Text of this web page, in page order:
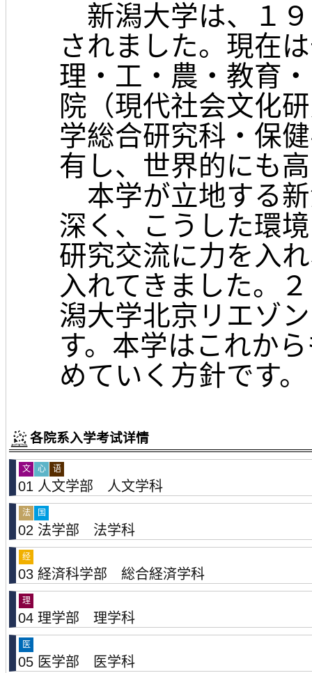
新潟大学は、１
されました。現在
理・工・農・教育
院（現代社会文化
学総合研究科・保
有し、世界的にも
本学が立地する
深く、こうした環
研究交流に力を入
入れてきました。
潟大学北京リエゾ
す。本学はこれか
めていく方針です。
各院系入学考试详情
文 心 语
01 人文学部 人文学科
法 国
02 法学部 法学科
经
03 経済科学部 総合経済学科
理
04 理学部 理学科
医
05 医学部 医学科